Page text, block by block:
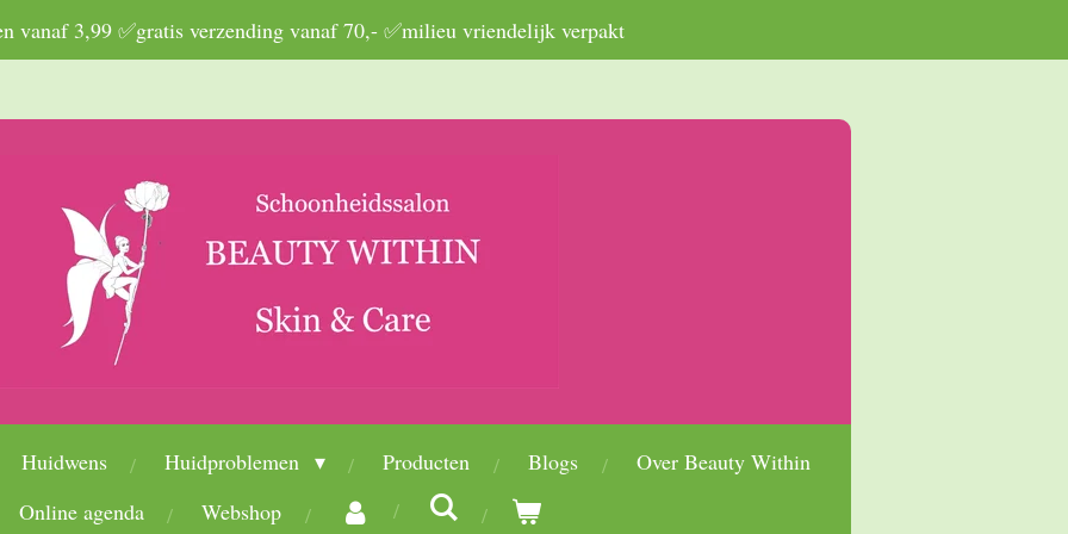
vanaf 3,99 ✅gratis verzending vanaf 70,- ✅milieu vriendelijk verpakt
Huidwens Huidproblemen Producten Blogs
Over Beauty Within
Online agenda
Webshop